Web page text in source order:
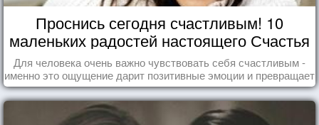
Проснись сегодня счастливым! 10
маленьких радостей настоящего Счастья
Для человека очень важно чувствовать себя счастливым -
именно это ощущение дарит позитивные эмоции и превращает
каждый день в маленький праздник.